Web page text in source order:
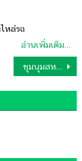
หล่รถ
อ่านเพิ่มเติม…
ชุมนุมสหกรณ์เชื่อมโยงเครือข่าย